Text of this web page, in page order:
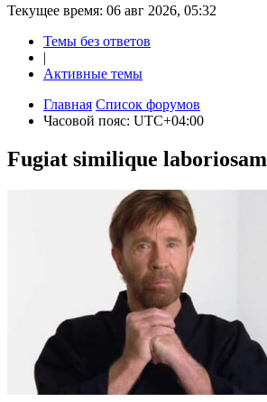
Текущее время: 06 авг 2026, 05:32
Темы без ответов
|
Активные темы
Главная Список форумов
Часовой пояс: UTC+04:00
Fugiat similique laboriosam